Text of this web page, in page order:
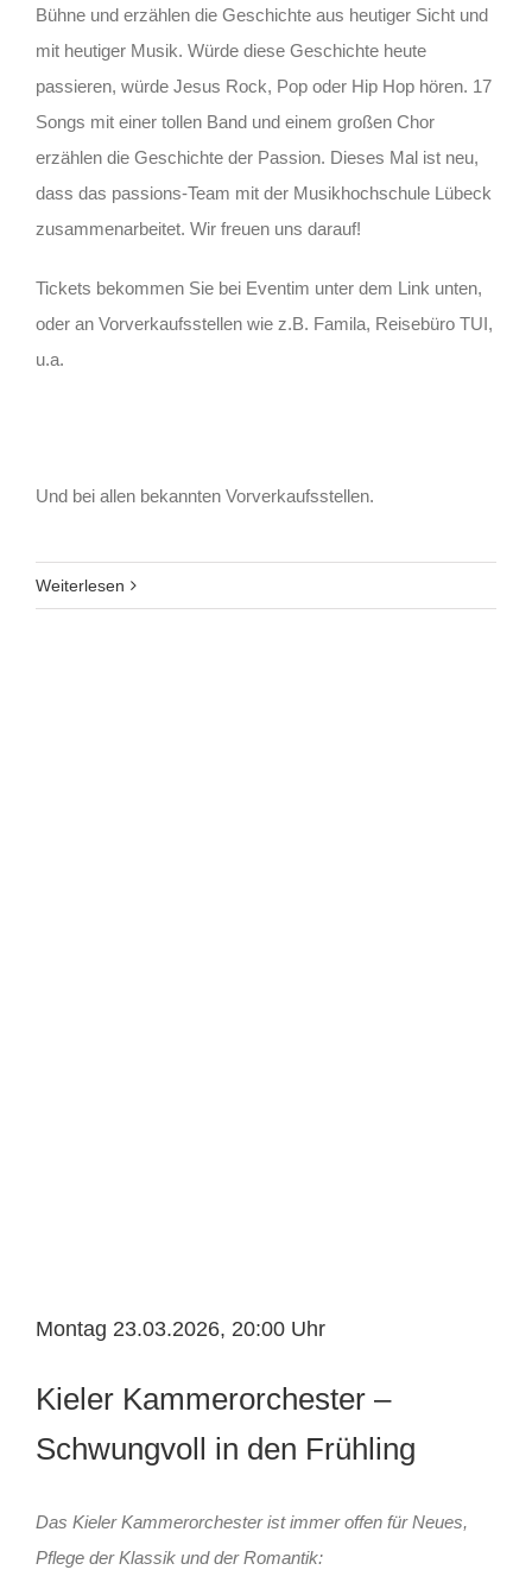
Bühne und erzählen die Geschichte aus heutiger Sicht und
mit heutiger Musik. Würde diese Geschichte heute
passieren, würde Jesus Rock, Pop oder Hip Hop hören. 17
Songs mit einer tollen Band und einem großen Chor
erzählen die Geschichte der Passion. Dieses Mal ist neu,
dass das passions-Team mit der Musikhochschule Lübeck
zusammenarbeitet. Wir freuen uns darauf!
Tickets bekommen Sie bei Eventim unter dem Link unten,
oder an Vorverkaufsstellen wie z.B. Famila, Reisebüro TUI,
u.a.
Und bei allen bekannten Vorverkaufsstellen.
Weiterlesen
Montag 23.03.2026, 20:00 Uhr
Kieler Kammerorchester –
Schwungvoll in den Frühling
Das Kieler Kammerorchester ist immer offen für Neues,
Pflege der Klassik und der Romantik: